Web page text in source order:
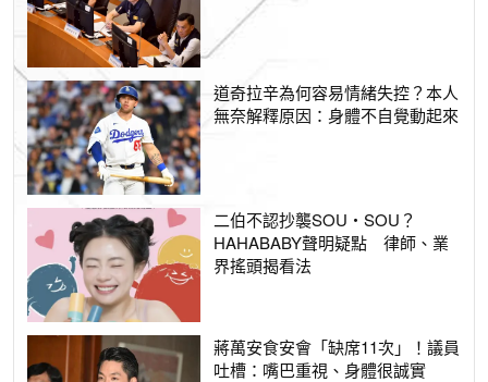
道奇拉辛為何容易情緒失控？本人
無奈解釋原因：身體不自覺動起來
二伯不認抄襲SOU・SOU？
HAHABABY聲明疑點 律師、業
界搖頭揭看法
蔣萬安食安會「缺席11次」！議員
吐槽：嘴巴重視、身體很誠實